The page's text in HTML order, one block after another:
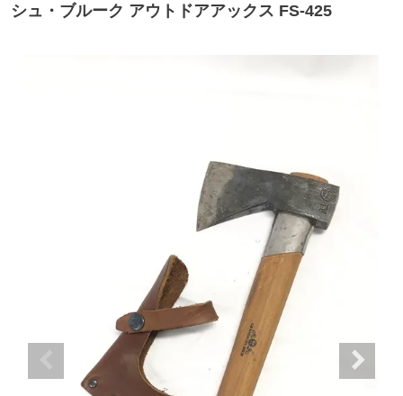
シュ・ブルーク アウトドアアックス FS-425